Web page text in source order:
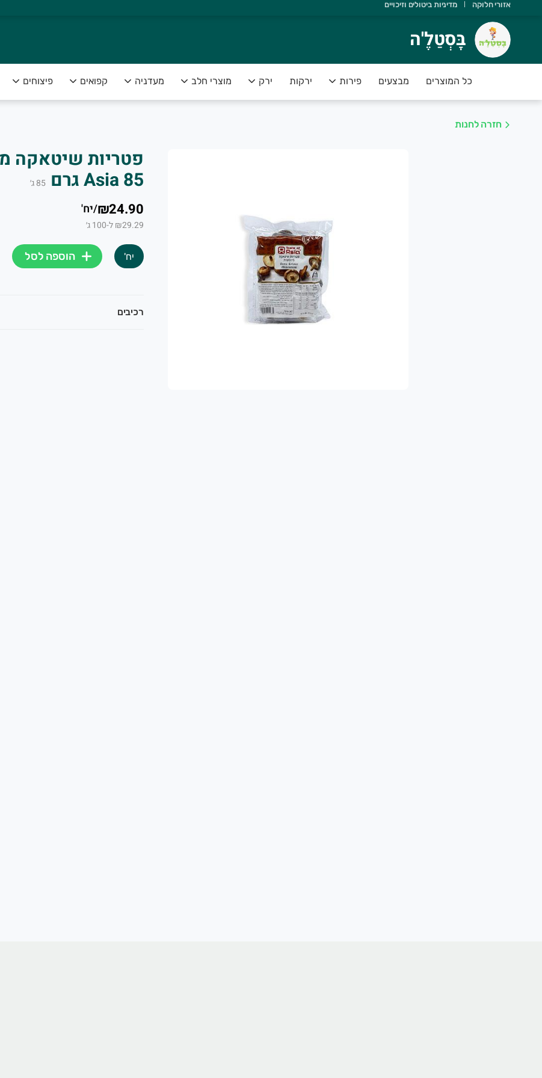
בָּסְטַלֶ'ה
חשוב שתדעו ש:
✅ הפירות והירקות בסטנדרט פרימיום
השירות של בָּסְטַלֶ'ה מספק פיתרון מושלם לקהל לקוחותינו אשר רוצה להנות מפירות וירקות טריים ומובחרים לצד שירות אדיב ומקצועי.
אזורי חלוקה מדיניות ביטולים וזיכויים
בָּסְטַלֶ'ה
כל המוצרים מבצעים פירות ירקות ירק מוצרי חלב מעדניה קפואים פיצוחים
חזרה לחנות
Asia 85 גרם 85ג׳
₪24.90
/יח'
₪29.29 ל-100 ג׳
יח' הוספה לסל
רכיבים